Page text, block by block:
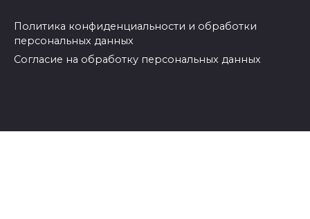
Политика конфиденциальности и обработки
персональных данных
Согласие на обработку персональных данных